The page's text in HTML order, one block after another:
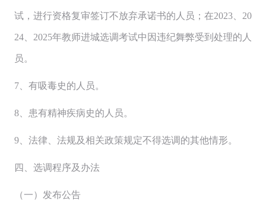
试，进行资格复审签订不放弃承诺书的人员；在2023、20
24、2025年教师进城选调考试中因违纪舞弊受到处理的人
员。
7、有吸毒史的人员。
8、患有精神疾病史的人员。
9、法律、法规及相关政策规定不得选调的其他情形。
四、选调程序及办法
（一）发布公告